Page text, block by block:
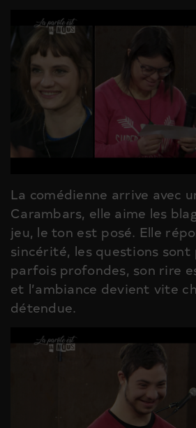
La comédienne arrive avec
Carambars, elle aime les
jeu, le ton est posé. Elle
sincérité, les questions sont
parfois profondes, son rire
et l’ambiance devient vite
détendue.